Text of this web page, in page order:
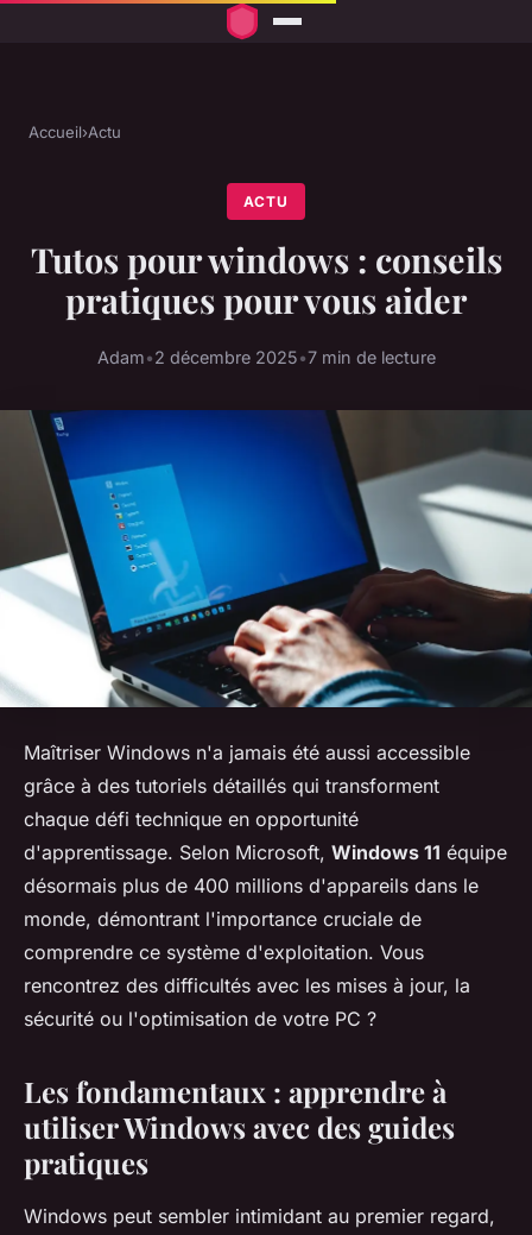
Accueil›Actu
ACTU
Tutos pour windows : conseils
pratiques pour vous aider
Adam•2 décembre 2025•7 min de lecture
Maîtriser Windows n'a jamais été aussi accessible
grâce à des tutoriels détaillés qui transforment
chaque défi technique en opportunité
d'apprentissage. Selon Microsoft, Windows 11 équipe
désormais plus de 400 millions d'appareils dans le
monde, démontrant l'importance cruciale de
comprendre ce système d'exploitation. Vous
rencontrez des difficultés avec les mises à jour, la
sécurité ou l'optimisation de votre PC ?
Les fondamentaux : apprendre à
utiliser Windows avec des guides
pratiques
Windows peut sembler intimidant au premier regard,